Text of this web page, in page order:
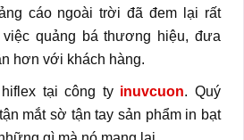
cáo ngoài trời đã đem lại rất
quảng bá thương hiệu, đưa
hơn với khách hàng.
tại công ty inuvcuon. Quý
mắt sờ tận tay sản phẩm in bạt